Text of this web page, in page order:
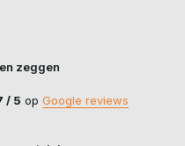
zeggen
/ 5 op Google reviews